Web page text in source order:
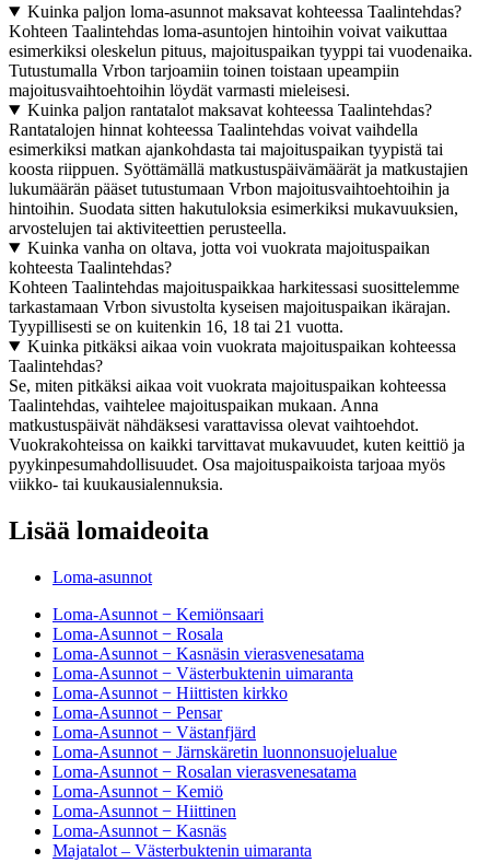
Kuinka paljon loma-asunnot maksavat kohteessa Taalintehdas?
Kohteen Taalintehdas loma-asuntojen hintoihin voivat vaikuttaa
esimerkiksi oleskelun pituus, majoituspaikan tyyppi tai vuodenaika.
Tutustumalla Vrbon tarjoamiin toinen toistaan upeampiin
majoitusvaihtoehtoihin löydät varmasti mieleisesi.
Kuinka paljon rantatalot maksavat kohteessa Taalintehdas?
Rantatalojen hinnat kohteessa Taalintehdas voivat vaihdella
esimerkiksi matkan ajankohdasta tai majoituspaikan tyypistä tai
koosta riippuen. Syöttämällä matkustuspäivämäärät ja matkustajien
lukumäärän pääset tutustumaan Vrbon majoitusvaihtoehtoihin ja
hintoihin. Suodata sitten hakutuloksia esimerkiksi mukavuuksien,
arvostelujen tai aktiviteettien perusteella.
Kuinka vanha on oltava, jotta voi vuokrata majoituspaikan
kohteesta Taalintehdas?
Kohteen Taalintehdas majoituspaikkaa harkitessasi suosittelemme
tarkastamaan Vrbon sivustolta kyseisen majoituspaikan ikärajan.
Tyypillisesti se on kuitenkin 16, 18 tai 21 vuotta.
Kuinka pitkäksi aikaa voin vuokrata majoituspaikan kohteessa
Taalintehdas?
Se, miten pitkäksi aikaa voit vuokrata majoituspaikan kohteessa
Taalintehdas, vaihtelee majoituspaikan mukaan. Anna
matkustuspäivät nähdäksesi varattavissa olevat vaihtoehdot.
Vuokrakohteissa on kaikki tarvittavat mukavuudet, kuten keittiö ja
pyykinpesumahdollisuudet. Osa majoituspaikoista tarjoaa myös
viikko- tai kuukausialennuksia.
Lisää lomaideoita
Loma-asunnot
Loma-Asunnot − Kemiönsaari
Loma-Asunnot − Rosala
Loma-Asunnot − Kasnäsin vierasvenesatama
Loma-Asunnot − Västerbuktenin uimaranta
Loma-Asunnot − Hiittisten kirkko
Loma-Asunnot − Pensar
Loma-Asunnot − Västanfjärd
Loma-Asunnot − Järnskäretin luonnonsuojelualue
Loma-Asunnot − Rosalan vierasvenesatama
Loma-Asunnot − Kemiö
Loma-Asunnot − Hiittinen
Loma-Asunnot − Kasnäs
Majatalot – Västerbuktenin uimaranta